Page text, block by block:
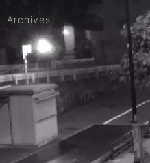
Archives